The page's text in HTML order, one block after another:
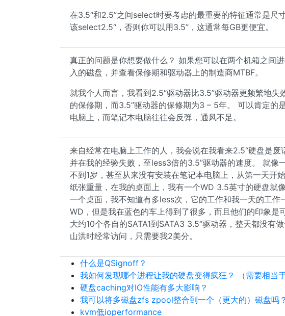
在3.5“和2.5”之间select时要考虑的最重要的特征通常是尺
该select2.5“，否则你可以用3.5”，这通常每GB更便宜。
真正的问题是你想要做什么？ 如果您可以在两个机箱之间
入的磁盘，并查看保修期和驱动器上的制造商MTBF。
就我个人而言，我看到2.5“驱动器比3.5”驱动器更频繁地失
的保修期，而3.5”驱动器的保修期为3 – 5年。 可以肯定的
电脑上，而笔记本电脑往往会反弹，通风不足。
来自经常在电脑上工作的人，我会说在我看来2.5“硬盘是废
并在我的经验失败，至less3倍的3.5”驱动器的速度。 就像
不到1岁，甚至从来没有安装在笔记本电脑上，从第一天开
纸张重量，在我的桌面上，我有一个WD 3.5英寸的硬盘就
一个桌面，我不知道有多less次，它的工作和我一天的工
WD，但是我在蓝色的车上得到了很多，而且他们的印象是
大约10个各自的SATA1到SATA3 3.5“驱动器，整天都没有
山洪时经常访问，只需要我2美分。
什么是QSignoff？
我如何发现哪个进程让我的硬盘变得疯狂？ （需要相当
硬盘caching对IO性能有多大影响？
我可以将多磁盘zfs zpool整合到一个（更大的）磁盘吗？
kvm低ioperformance